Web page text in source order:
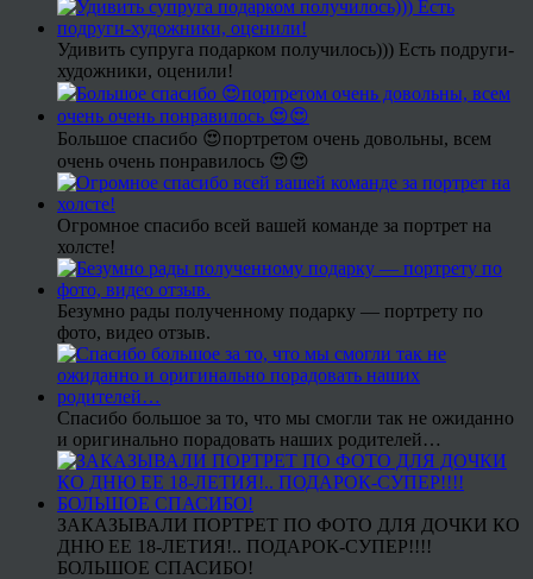
Удивить супруга подарком получилось))) Есть подруги-
художники, оценили!
Большое спасибо 😍портретом очень довольны, всем
очень очень понравилось 😍😍
Огромное спасибо всей вашей команде за портрет на
холсте!
Безумно рады полученному подарку — портрету по
фото, видео отзыв.
Спасибо большое за то, что мы смогли так не ожиданно
и оригинально порадовать наших родителей…
ЗАКАЗЫВАЛИ ПОРТРЕТ ПО ФОТО ДЛЯ ДОЧКИ КО
ДНЮ ЕЕ 18-ЛЕТИЯ!.. ПОДАРОК-СУПЕР!!!!
БОЛЬШОЕ СПАСИБО!